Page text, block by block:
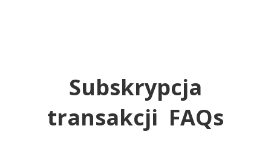
Subskrypcja
transakcji FAQs